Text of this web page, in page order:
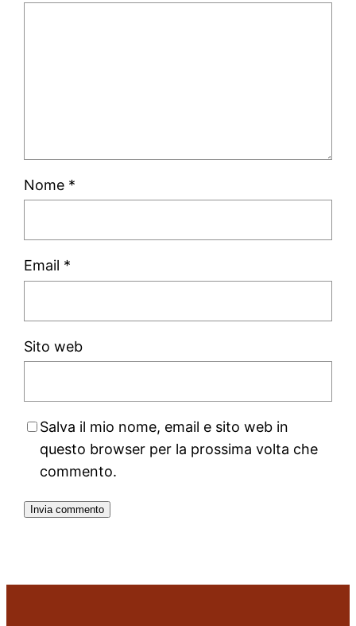
Nome *
Email *
Sito web
Salva il mio nome, email e sito web in
questo browser per la prossima volta che
commento.